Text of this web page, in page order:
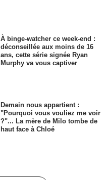
À binge-watcher ce week-end :
déconseillée aux moins de 16
ans, cette série signée Ryan
Murphy va vous captiver
Demain nous appartient :
"Pourquoi vous vouliez me voir
?"... La mère de Milo tombe de
haut face à Chloé